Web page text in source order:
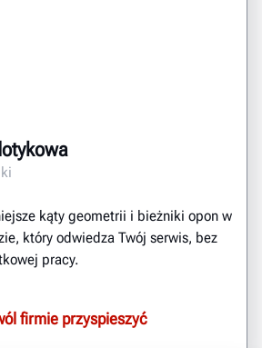
kąty geometrii i bieżniki opon w
który odwiedza Twój serwis, bez
pracy.
firmie przyspieszyć